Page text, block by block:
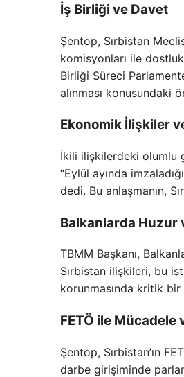
İş Birliği ve Davet
Şentop, Sırbistan
komisyonları ile
Birliği Süreci
alınması konusundaki
Ekonomik İlişkiler
İkili ilişkilerdeki olumlu
“Eylül ayında
dedi. Bu anlaşmanın,
Balkanlarda Huzur
TBMM Başkanı,
Sırbistan ilişkileri, bu
korunmasında kritik bir
FETÖ ile Mücadele
Şentop, Sırbistan’ın
darbe girişiminde